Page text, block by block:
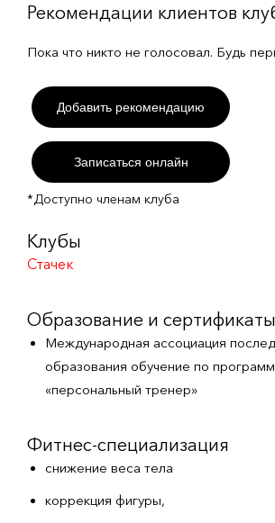
Рекомендации клиентов
Пока что никто не голосовал. Будь
Добавить рекомендацию
Записаться онлайн
*Доступно членам клуба
Клубы
Стачек
Образование и сертификаты
Международная ассоциация
образования обучение по
«персональный тренер»
Фитнес-специализация
снижение веса тела
коррекция фигуры,